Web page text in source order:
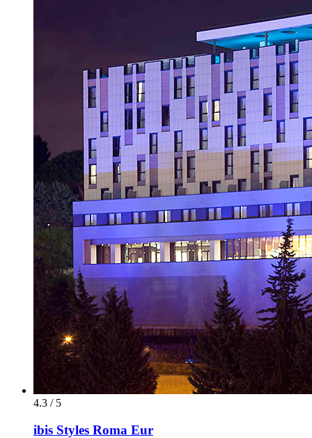
4.3 / 5
ibis Styles Roma Eur